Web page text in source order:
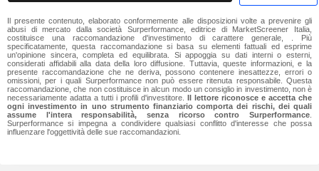
Il presente contenuto, elaborato conformemente alle disposizioni volte a prevenire gli
abusi di mercato dalla società Surperformance, editrice di MarketScreener Italia,
costituisce una raccomandazione d'investimento di carattere generale, . Più
specificatamente, questa raccomandazione si basa su elementi fattuali ed esprime
un'opinione sincera, completa ed equilibrata. Si appoggia su dati interni o esterni,
considerati affidabili alla data della loro diffusione. Tuttavia, queste informazioni, e la
presente raccomandazione che ne deriva, possono contenere inesattezze, errori o
omissioni, per i quali Surperformance non può essere ritenuta responsabile. Questa
raccomandazione, che non costituisce in alcun modo un consiglio in investimento, non è
necessariamente adatta a tutti i profili d'investitore. Il lettore riconosce e accetta che
ogni investimento in uno strumento finanziario comporta dei rischi, dei quali
assume l'intera responsabilità, senza ricorso contro Surperformance
Surperformance si impegna a condividere qualsiasi conflitto d'interesse che possa
influenzare l'oggettività delle sue raccomandazioni.